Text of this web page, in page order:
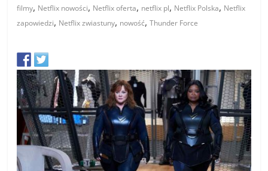
filmy, Netflix nowości, Netflix oferta, netflix pl, Netflix Polska, Netflix
zapowiedzi, Netflix zwiastuny, nowość,Thunder Force